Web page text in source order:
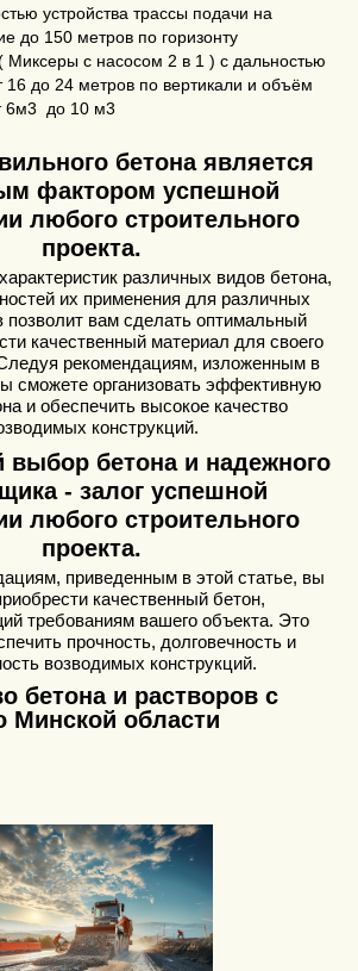
устройства трассы подачи на
до 150 метров по горизонту
Миксеры с насосом 2 в 1 ) с дальностью
16 до 24 метров по вертикали и объём
6м3 до 10 м3
бетона является
фактором успешной
любого строительного
проекта.
различных видов бетона,
их применения для различных
позволит вам сделать оптимальный
качественный материал для своего
рекомендациям, изложенным в
сможете организовать эффективную
и обеспечить высокое качество
конструкций.
бетона и надежного
- залог успешной
любого строительного
проекта.
приведенным в этой статье, вы
качественный бетон,
требованиям вашего объекта. Это
прочность, долговечность и
возводимых конструкций.
бетона и растворов с
Минской области